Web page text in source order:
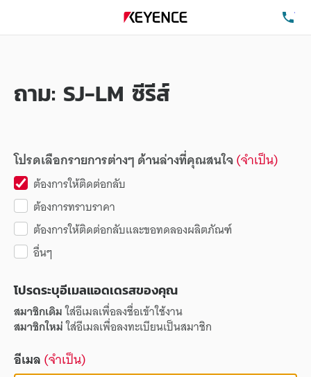
ถาม: SJ-LM ซีรีส์
โปรดเลือกรายการต่างๆ ด้านล่างที่คุณสนใจ(จำเป็น)
ต้องการให้ติดต่อกลับ
ต้องการทราบราคา
ต้องการให้ติดต่อกลับและขอทดลองผลิตภัณฑ์
อื่นๆ
โปรดระบุอีเมลแอดเดรสของคุณ
สมาชิกเดิมใส่อีเมลเพื่อลงชื่อเข้าใช้งาน
สมาชิกใหม่ใส่อีเมลเพื่อลงทะเบียนเป็นสมาชิก
อีเมล(จำเป็น)